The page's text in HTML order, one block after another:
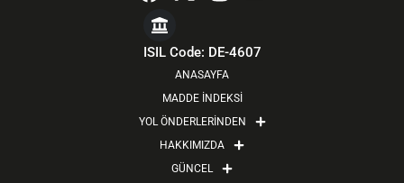
a
c
e
o
w
i
t
t
e
r
n
t
a
g
r
a
m
t
e
ISIL Code: DE-4607
ANASAYFA
MADDE İNDEKSİ
YOL ÖNDERLERİNDEN
HAKKIMIZDA
GÜNCEL